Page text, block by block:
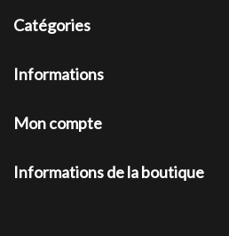
Catégories
Informations
Mon compte
Informations de la boutique